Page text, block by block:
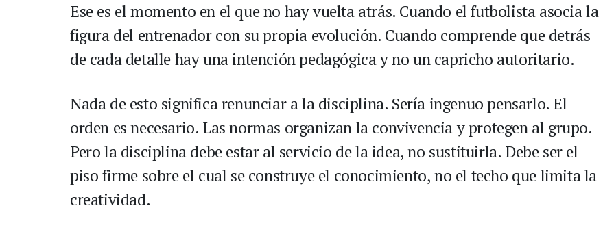
Ese es el momento en el que no hay vuelta atrás. Cuando el futbolista asocia la
figura del entrenador con su propia evolución. Cuando comprende que detrás
de cada detalle hay una intención pedagógica y no un capricho autoritario.
Nada de esto significa renunciar a la disciplina. Sería ingenuo pensarlo. El
orden es necesario. Las normas organizan la convivencia y protegen al grupo.
Pero la disciplina debe estar al servicio de la idea, no sustituirla. Debe ser el
piso firme sobre el cual se construye el conocimiento, no el techo que limita la
creatividad.